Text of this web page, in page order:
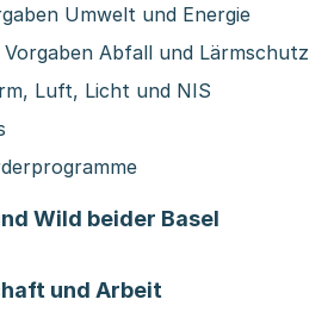
Umwelt und Energie
Abfall und Lärmschutz
Luft, Licht und NIS
Wild beider Basel
und Arbeit